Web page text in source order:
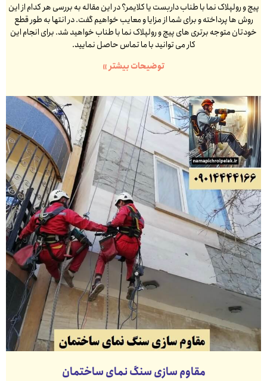
پیچ و رولپلاک نما با طناب داربست یا کلایمر؟ در این مقاله به بررسی هر کدام از این
روش ها پرداخته و برای شما از مزایا و معایب خواهیم گفت. در انتها به طور قطع
خودتان متوجه برتری های پیچ و رولپلاک نما با طناب خواهید شد. برای انجام این
کار می توانید با ما تماس حاصل نمایید.
توضیحات بیشتر »
مقاوم سازی سنگ نمای ساختمان